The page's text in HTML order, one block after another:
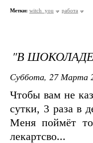
Метки: witch_you работа
"В
Суббота, 27 Марта
Чтобы вам не
сутки, 3 раза в
Меня поймёт
лекартсво...